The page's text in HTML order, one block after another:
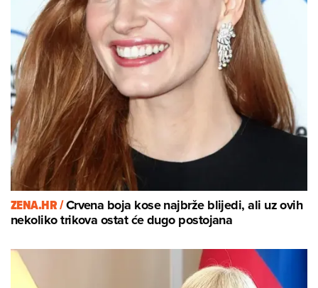
ZENA.HR /Crvena boja kose najbrže blijedi, ali uz ovih
nekoliko trikova ostat će dugo postojana